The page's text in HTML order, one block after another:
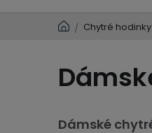
Domů
/ Chytré hodinky
Dámské